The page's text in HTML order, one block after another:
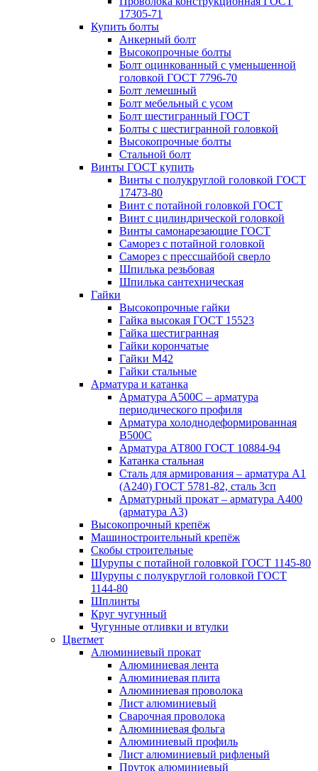
17305-71
Купить болты
Анкерный болт
Высокопрочные болты
Болт оцинкованный с уменьшенной
головкой ГОСТ 7796-70
Болт лемешный
Болт мебельный с усом
Болт шестигранный ГОСТ
Болты с шестигранной головкой
Высокопрочные болты
Стальной болт
Винты ГОСТ купить
Винты с полукруглой головкой ГОСТ
17473-80
Винт с потайной головкой ГОСТ
Винт с цилиндрической головкой
Винты самонарезающие ГОСТ
Саморез с потайной головкой
Саморез с прессшайбой сверло
Шпилька резьбовая
Шпилька сантехническая
Гайки
Высокопрочные гайки
Гайка высокая ГОСТ 15523
Гайка шестигранная
Гайки корончатые
Гайки М42
Гайки стальные
Арматура и катанка
Арматура А500С – арматура
периодического профиля
Арматура холоднодеформированная
В500С
Арматура АТ800 ГОСТ 10884-94
Катанка стальная
Сталь для армирования – арматура А1
(А240) ГОСТ 5781-82, сталь 3сп
Арматурный прокат – арматура А400
(арматура А3)
Высокопрочный крепёж
Машиностроительный крепёж
Скобы строительные
Шурупы с потайной головкой ГОСТ 1145-80
Шурупы с полукруглой головкой ГОСТ
1144-80
Шплинты
Круг чугунный
Чугунные отливки и втулки
Цветмет
Алюминиевый прокат
Алюминиевая лента
Алюминиевая плита
Алюминиевая проволока
Лист алюминиевый
Сварочная проволока
Алюминиевая фольга
Алюминиевый профиль
Лист алюминиевый рифленый
Пруток алюминиевый